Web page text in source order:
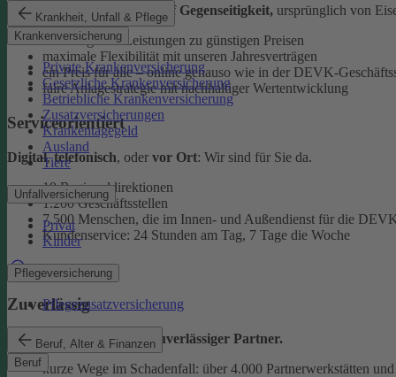
Krankheit, Unfall & Pflege
Krankenversicherung
Private Krankenversicherung
Gesetzliche Krankenversicherung
Betriebliche Krankenversicherung
Zusatzversicherungen
Krankentagegeld
Ausland
Tiere
Unfallversicherung
Privat
Kinder
Pflegeversicherung
Pflegezusatzversicherung
Beruf, Alter & Finanzen
Beruf
AlsVersicherungsverein auf Gegenseitigkeit, ursprünglich von
überzeugende Leistungen zu günstigen Preisen
maximale Flexibilität mit unseren Jahresverträgen
ein Preis für alle – online genauso wie in der DEVK-
faire Anlagestrategie mit nachhaltiger Wertentwicklung
Serviceorientiert
Digital,telefonisch, oder vor Ort: Wir sind für Sie da.
19 Regionaldirektionen
1.200 Geschäftsstellen
7.500 Menschen, die im Innen- und Außendienst für die
Kundenservice: 24 Stunden am Tag, 7 Tage die Woche
Beratung finden
Zuverlässig
Wir sind ein starker und zuverlässiger Partner.
kurze Wege im Schadenfall: über 4.000 Partnerwerkstätten